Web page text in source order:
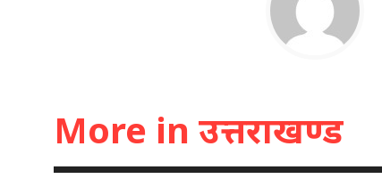
More in उत्तराखण्ड